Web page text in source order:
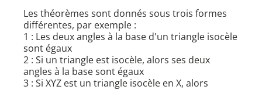
Les théorèmes sont donnés sous trois formes
différentes, par exemple :
1 : Les deux angles à la base d'un triangle isocèle
sont égaux
2 : Si un triangle est isocèle, alors ses deux
angles à la base sont égaux
3 : Si XYZ est un triangle isocèle en X, alors